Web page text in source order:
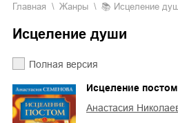
Главная Жанры Исцеление
Исцеление души
Полная версия
Исцеление постом
Анастасия